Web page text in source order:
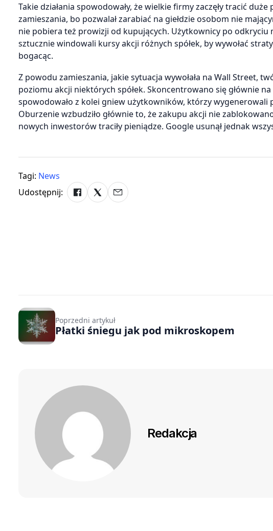
Takie działania spowodowały, że wielkie firmy zaczęły tracić
zamieszania, bo pozwalał zarabiać na giełdzie osobom nie
nie pobiera też prowizji od kupujących. Użytkownicy po odkryciu
sztucznie windowali kursy akcji różnych spółek, by wywołać
bogacąc.
Z powodu zamieszania, jakie sytuacja wywołała na Wall Street,
poziomu akcji niektórych spółek. Skoncentrowano się głównie
spowodowało z kolei gniew użytkowników, którzy wygenerowali
Oburzenie wzbudziło głównie to, że zakupu akcji nie
nowych inwestorów traciły pieniądze. Google usunął jednak
Tagi: News
Udostępnij:
Poprzedni artykuł
Płatki śniegu jak pod mikroskopem
Redakcja